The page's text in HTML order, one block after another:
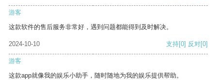
游客
这款软件的售后服务非常好，遇到问题都能得到及时解决。
2024-10-10 支持[0] 反对[0]
游客
这款app就像我的娱乐小助手，随时随地为我的娱乐提供帮助。